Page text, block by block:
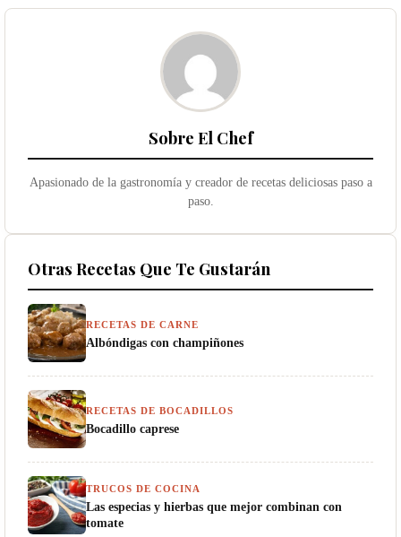
Sobre El Chef
Apasionado de la gastronomía y creador de recetas deliciosas paso a
paso.
Otras Recetas Que Te Gustarán
RECETAS DE CARNE
Albóndigas con champiñones
RECETAS DE BOCADILLOS
Bocadillo caprese
TRUCOS DE COCINA
Las especias y hierbas que mejor combinan con
tomate